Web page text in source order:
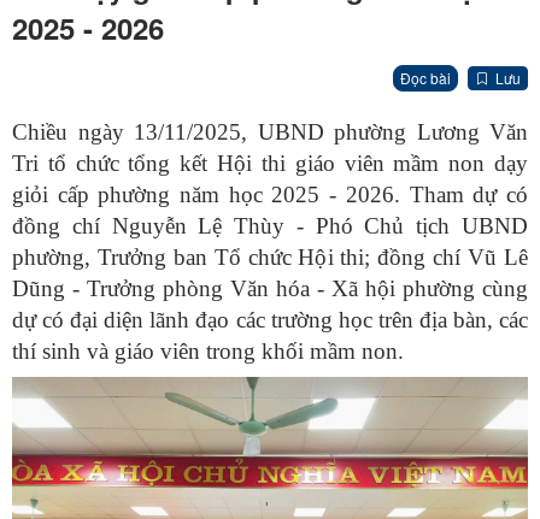
2025 - 2026
Đọc bài Lưu
Chiều ngày 13/11/2025, UBND phường Lương Văn
Tri tổ chức tổng kết Hội thi giáo viên mầm non dạy
giỏi cấp phường năm học 2025 - 2026. Tham dự có
đồng chí Nguyễn Lệ Thùy - Phó Chủ tịch UBND
phường, Trưởng ban Tổ chức Hội thi; đồng chí Vũ Lê
Dũng - Trưởng phòng Văn hóa - Xã hội phường cùng
dự có đại diện lãnh đạo các trường học trên địa bàn, các
thí sinh và giáo viên trong khối mầm non.